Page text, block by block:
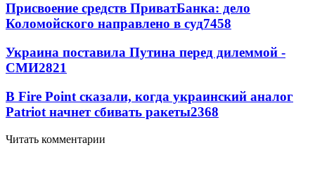
Присвоение средств ПриватБанка: дело
Коломойского направлено в суд7458
Украина поставила Путина перед дилеммой -
СМИ2821
В Fire Point сказали, когда украинский аналог
Patriot начнет сбивать ракеты2368
Читать комментарии